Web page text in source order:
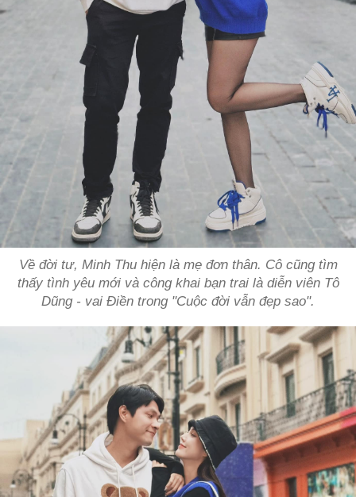
Về đời tư, Minh Thu hiện là mẹ đơn thân. Cô cũng tìm
thấy tình yêu mới và công khai bạn trai là diễn viên Tô
Dũng - vai Điền trong "Cuộc đời vẫn đẹp sao".